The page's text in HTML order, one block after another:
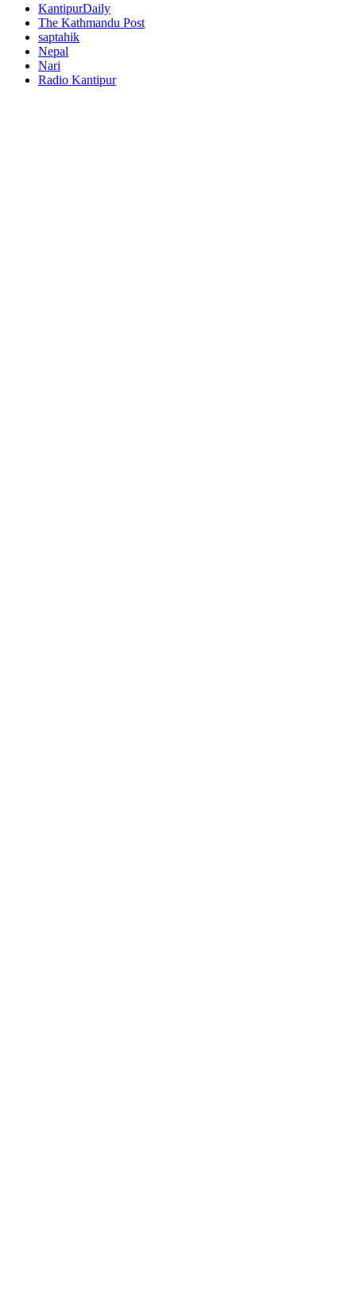
KantipurDaily
The Kathmandu Post
saptahik
Nepal
Nari
Radio Kantipur